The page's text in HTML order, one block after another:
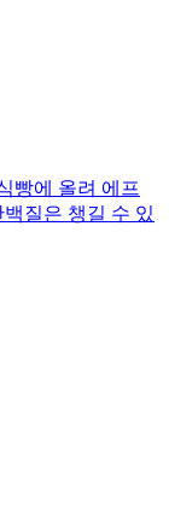
빵에 올려 에프
질은 챙길 수 있